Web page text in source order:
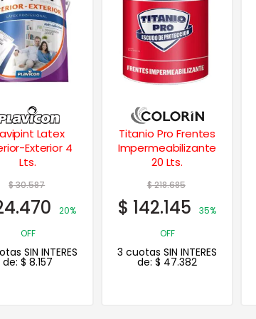
Pro Frentes
20 Lts.
$218.685
35%
OFF
SIN INTERES
de:$47.382
Albalatex Latex
Interior Blanco
Extra Mate 4 Lts
$58.289
$ 46.631
20%
OFF
3 cuotas SIN INTERES
de:$ 15.544